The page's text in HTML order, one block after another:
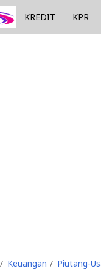
KREDIT KPR
Keuangan Piutang-